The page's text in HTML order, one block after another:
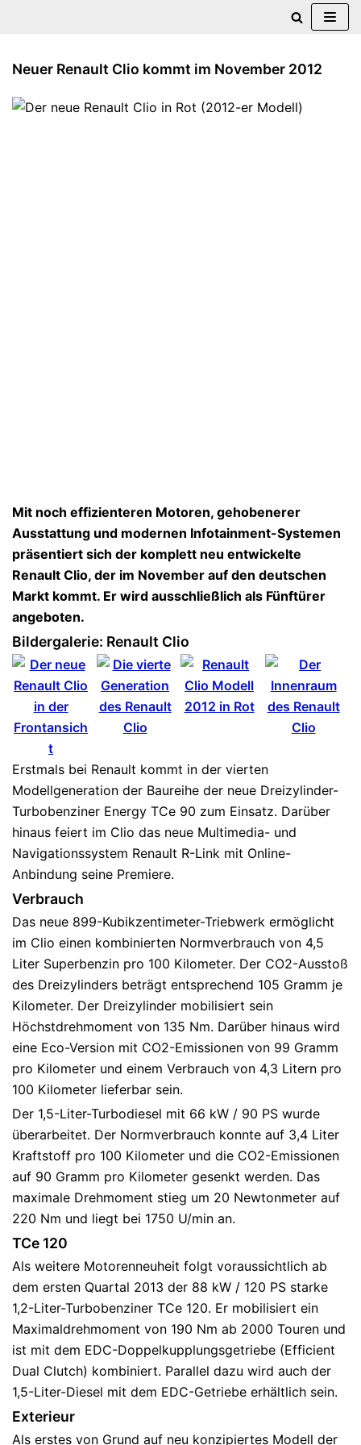
Inhalt
Neuer Renault Clio kommt im November 2012
Mit noch effizienteren Motoren, gehobenerer
Ausstattung und modernen Infotainment-Systemen
präsentiert sich der komplett neu entwickelte
Renault Clio, der im November auf den deutschen
Markt kommt. Er wird ausschließlich als Fünftürer
angeboten.
Bildergalerie: Renault Clio
Erstmals bei Renault kommt in der vierten
Modellgeneration der Baureihe der neue Dreizylinder-
Turbobenziner Energy TCe 90 zum Einsatz. Darüber
hinaus feiert im Clio das neue Multimedia- und
Navigationssystem Renault R-Link mit Online-
Anbindung seine Premiere.
Verbrauch
Das neue 899-Kubikzentimeter-Triebwerk ermöglicht
im Clio einen kombinierten Normverbrauch von 4,5
Liter Superbenzin pro 100 Kilometer. Der CO2-Ausstoß
des Dreizylinders beträgt entsprechend 105 Gramm je
Kilometer. Der Dreizylinder mobilisiert sein
Höchstdrehmoment von 135 Nm. Darüber hinaus wird
eine Eco-Version mit CO2-Emissionen von 99 Gramm
pro Kilometer und einem Verbrauch von 4,3 Litern pro
100 Kilometer lieferbar sein.
Der 1,5-Liter-Turbodiesel mit 66 kW / 90 PS wurde
überarbeitet. Der Normverbrauch konnte auf 3,4 Liter
Kraftstoff pro 100 Kilometer und die CO2-Emissionen
auf 90 Gramm pro Kilometer gesenkt werden. Das
maximale Drehmoment stieg um 20 Newtonmeter auf
220 Nm und liegt bei 1750 U/min an.
TCe 120
Als weitere Motorenneuheit folgt voraussichtlich ab
dem ersten Quartal 2013 der 88 kW / 120 PS starke
1,2-Liter-Turbobenziner TCe 120. Er mobilisiert ein
Maximaldrehmoment von 190 Nm ab 2000 Touren und
ist mit dem EDC-Doppelkupplungsgetriebe (Efficient
Dual Clutch) kombiniert. Parallel dazu wird auch der
1,5-Liter-Diesel mit dem EDC-Getriebe erhältlich sein.
Exterieur
Als erstes von Grund auf neu konzipiertes Modell der